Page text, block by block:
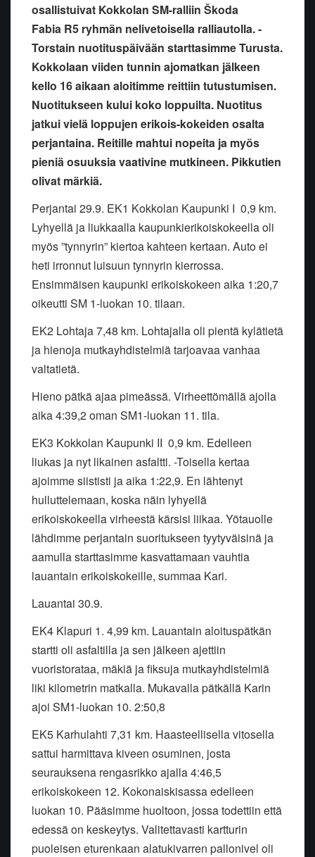
osallistuivat Kokkolan SM-ralliin Škoda
Fabia R5 ryhmän nelivetoisella ralliautolla. -
Torstain nuotituspäivään starttasimme Turusta.
Kokkolaan viiden tunnin ajomatkan jälkeen
kello 16 aikaan aloitimme reittiin tutustumisen.
Nuotitukseen kului koko loppuilta. Nuotitus
jatkui vielä loppujen erikois-kokeiden osalta
perjantaina. Reitille mahtui nopeita ja myös
pieniä osuuksia vaativine mutkineen. Pikkutien
olivat märkiä.
Perjantai 29.9. EK1 Kokkolan Kaupunki I 0,9 km.
Lyhyellä ja liukkaalla kaupunkierikoiskokeella oli
myös ”tynnyrin” kiertoa kahteen kertaan. Auto ei
heti irronnut luisuun tynnyrin kierrossa.
Ensimmäisen kaupunki erikoiskokeen aika 1:20,7
oikeutti SM 1-luokan 10. tilaan.
EK2 Lohtaja 7,48 km. Lohtajalla oli pientä kylätietä
ja hienoja mutkayhdistelmiä tarjoavaa vanhaa
valtatietä.
Hieno pätkä ajaa pimeässä. Virheettömällä ajolla
aika 4:39,2 oman SM1-luokan 11. tila.
EK3 Kokkolan Kaupunki II 0,9 km. Edelleen
liukas ja nyt likainen asfaltti. -Toisella kertaa
ajoimme siististi ja aika 1:22,9. En lähtenyt
hulluttelemaan, koska näin lyhyellä
erikoiskokeella virheestä kärsisi liikaa. Yötauolle
lähdimme perjantain suoritukseen tyytyväisinä ja
aamulla starttasimme kasvattamaan vauhtia
lauantain erikoiskokeille, summaa Kari.
Lauantai 30.9.
EK4 Klapuri 1. 4,99 km. Lauantain aloituspätkän
startti oli asfaltilla ja sen jälkeen ajettiin
vuoristorataa, mäkiä ja fiksuja mutkayhdistelmiä
liki kilometrin matkalla. Mukavalla pätkällä Karin
ajoi SM1-luokan 10. 2:50,8
EK5 Karhulahti 7,31 km. Haasteellisella vitosella
sattui harmittava kiveen osuminen, josta
seurauksena rengasrikko ajalla 4:46,5
erikoiskokeen 12. Kokonaiskisassa edelleen
luokan 10. Pääsimme huoltoon, jossa todettiin että
edessä on keskeytys. Valitettavasti kartturin
puoleisen eturenkaan alatukivarren pallonivel oli